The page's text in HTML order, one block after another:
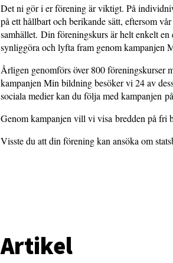
Det ni gör i er förening är viktigt. På
på ett hållbart och berikande sätt, eftersom
samhället. Din föreningskurs är helt enkelt
synliggöra och lyfta fram genom kampanjen
Årligen genomförs över 800 föreningskurser
kampanjen Min bildning besöker vi 24 av
sociala medier kan du följa med kampanjen
Genom kampanjen vill vi visa bredden på fri
Visste du att din förening kan ansöka om
Artikel